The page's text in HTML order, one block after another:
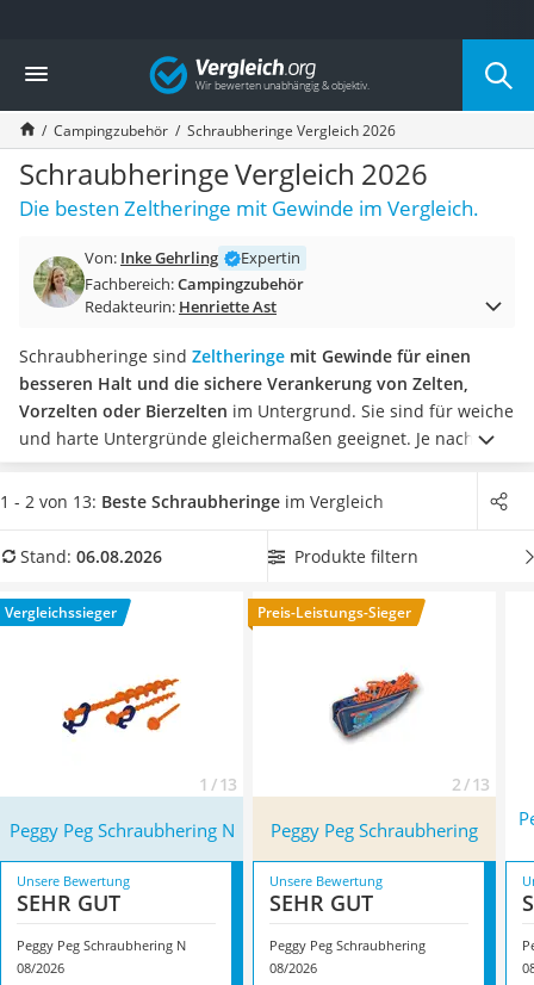
Die beliebtesten Vergleiche nach Kategorie
Freizeit & Sport
Gartentrampolin
Trampolin
Metalldetektor
Eufab-Fahrradträger
Trampolin 366 cm
Aluminium-Koffer
Futterboot
E-Bike-Dreirad
Trekkingschuhe Herren
Reisetasche mit Rollen
Klimmzugstation
Koffer
Nachtsichtgerät
Handgepäck-Koffer
Wanderschuhe Herren
Sicherheitsweste Reiten
Vergleich
Campingzubehör Schraubheringe Vergleich 2026
Schraubheringe Vergleich 2026
Die besten Zeltheringe mit Gewinde im Vergleich.
Von: Inke Gehrling
Expertin
Fachbereich:Campingzubehör
Redakteurin: Henriette Ast
Schraubheringe sind Zeltheringe mit Gewinde für einen
besseren Halt und die sichere Verankerung von Zelten,
Vorzelten oder Bierzelten im Untergrund. Sie sind für weiche
und harte Untergründe gleichermaßen geeignet. Je nach
Modell können sie mit dem Akkuschrauber, von Hand oder
auf beide Arten in den Boden geschraubt werden.
Laut Tests
Sie stattdessen ein leichteres Gewicht wollen, wählen Sie jetzt
Überzeugt hat uns hier im August 2026 besonders das
ModellPeggy Peg Schraubhering N* mit seinen
1 - 2 von 13: Beste Schraubheringe im Vergleich
Stand: 06.08.2026 Produkte filtern
Vergleichssieger
1 / 13
Preis-Leistungs-Sieger
2 / 13
Peggy Peg Schraubhering N Peggy Peg Schraubhering
Unsere Bewertung
SEHR GUT
Peggy Peg Schraubhering N
08/2026
Unsere Bewertung
SEHR GUT
Peggy Peg Schraubhering
08/2026